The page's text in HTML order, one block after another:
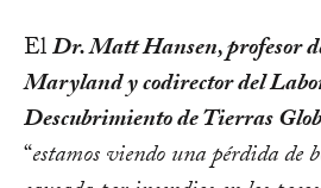
ElDr. Matt Hansen, profesor
Maryland y codirector del
Descubrimiento de Tierras
“estamos viendo una pérdida de